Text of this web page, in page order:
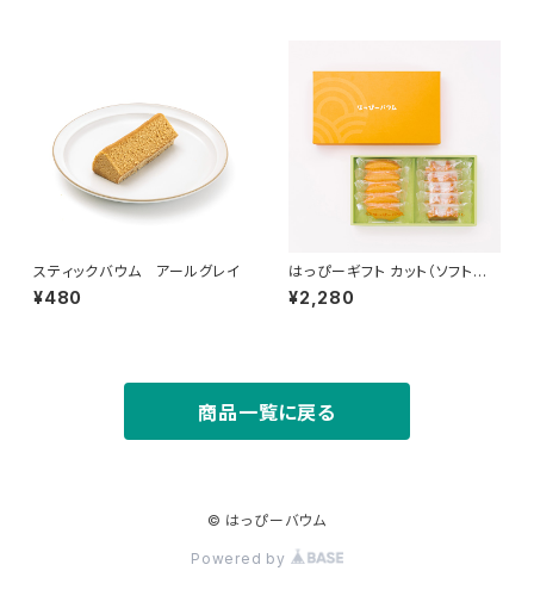
スティックバウム アールグレイ
¥480
はっぴーギフト カット（ソフトプ
レーンカット・ハードプレーンカ
ット）
¥2,280
商品一覧に戻る
© はっぴーバウム
Powered by